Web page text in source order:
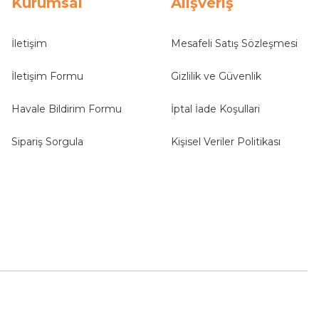
İletişim
İletişim Formu
Havale Bildirim Formu
Sipariş Sorgula
Mesafeli Satış Sözleşmesi
Gizlilik ve Güvenlik
İptal İade Koşullari
Kişisel Veriler Politikası